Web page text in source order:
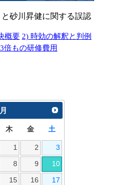
砂川昇健に関する誤認
概要 2) 時効の解釈と判例
倍もの研修費用
木 金 土
1 2 3
8 9 10
15 16 17